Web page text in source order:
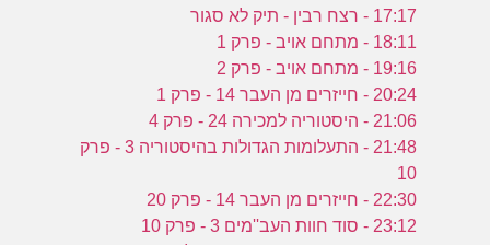
17:17 - רצח רבין - תיק לא סגור
18:11 - מתחם אויב - פרק 1
19:16 - מתחם אויב - פרק 2
20:24 - חייזרים מן העבר 14 - פרק 1
21:06 - היסטוריה למכירה 24 - פרק 4
21:48 - התעלומות הגדולות בהיסטוריה 3 - פרק
10
22:30 - חייזרים מן העבר 14 - פרק 20
23:12 - סוד חוות העב''מים 3 - פרק 10